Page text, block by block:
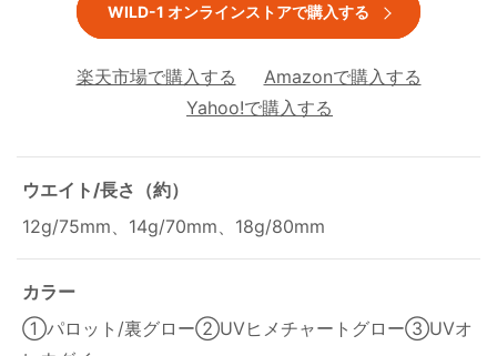
WILD-1 オンラインストアで購入する
楽天市場で購入する
Amazonで購入する
Yahoo!で購入する
ウエイト/長さ（約）
12g/75mm、14g/70mm、18g/80mm
カラー
①パロット/裏グロー②UVヒメチャートグロー③UVオ